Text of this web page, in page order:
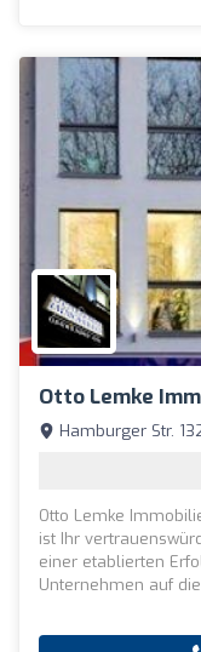
Otto Lemke
Hamburger Str.
Otto Lemke
ist Ihr
einer etablierten
Unternehmen auf die